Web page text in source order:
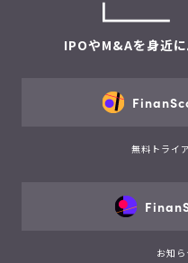
IPOやM&Aを身近に
無料トライ
お知